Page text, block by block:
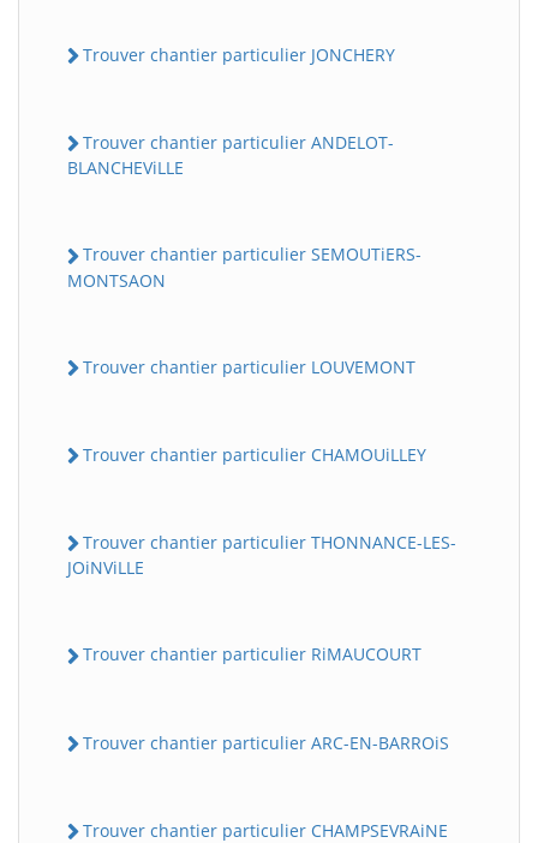
Trouver chantier particulier JONCHERY
Trouver chantier particulier ANDELOT-
BLANCHEViLLE
Trouver chantier particulier SEMOUTiERS-
MONTSAON
Trouver chantier particulier LOUVEMONT
Trouver chantier particulier CHAMOUiLLEY
Trouver chantier particulier THONNANCE-LES-
JOiNViLLE
Trouver chantier particulier RiMAUCOURT
Trouver chantier particulier ARC-EN-BARROiS
Trouver chantier particulier CHAMPSEVRAiNE